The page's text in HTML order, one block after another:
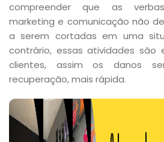
compreender que as
marketing e comunicação não
a serem cortadas em uma
contrário, essas atividades são
clientes, assim os danos
recuperação, mais rápida.